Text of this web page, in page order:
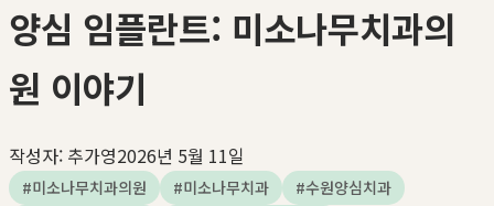
양심 임플란트: 미소나무치과의
원 이야기
작성자: 추가영2026년 5월 11일
#미소나무치과의원 #미소나무치과 #수원양심치과